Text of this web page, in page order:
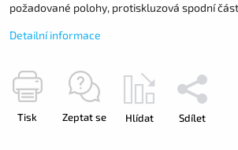
požadované polohy, protiskluzová spodní
Detailní informace
Tisk Zeptat se Hlídat Sdílet